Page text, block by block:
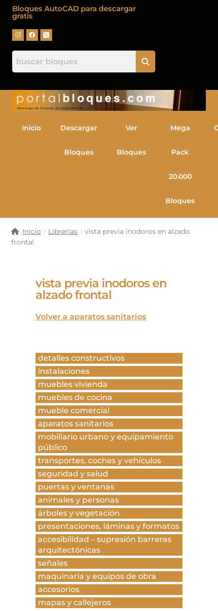
Bloques AutoCAD para descargar
gratis
Inicio Descargar
Bloques
Ver
Bloques
Mega
Pack
20.000
Bloques
Inicio Librerías
vista previa inodoros en alzado
frontal
vista previa inodoros en
alzado frontal
Volver a aparatos sanitarios
detalles constructivos
instalaciones
muebles vivienda
muebles de cocina
mueble comercial
aparatos sanitarios
mobiliario urbano y equipamiento
público
transportes, coches y vehículos
seguridad y salud
puertas y ventanas
animales y personas
árboles y vegetación
presentaciones, láminas y formatos
accesibilidad – supresión barreras
arquitectónicas
señales
maquinaria y equipos de obra
accesorios
mapas y callejeros